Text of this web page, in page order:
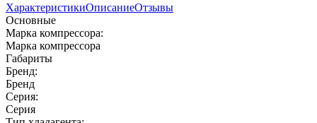
ХарактеристикиОписаниеОтзывы
Основные
Марка компрессора:
Марка компрессора
Габариты
Бренд:
Бренд
Серия:
Серия